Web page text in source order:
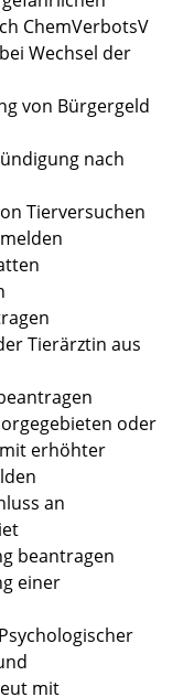
ChemVerbotsV
Wechsel der
von Bürgergeld
nach
Tierversuchen
Tierärztin aus
oder
erhöhter
an
beantragen
einer
mit